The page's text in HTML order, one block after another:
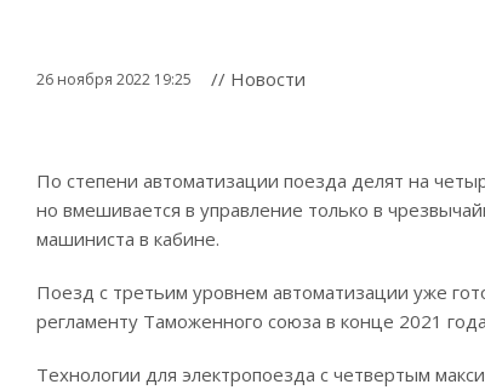
26 ноября 2022 19:25 // Новости
По степени автоматизации поезда делят на
но вмешивается в управление только в
машиниста в кабине.
Поезд с третьим уровнем автоматизации уже
регламенту Таможенного союза в конце 2021
Технологии для электропоезда с четвертым